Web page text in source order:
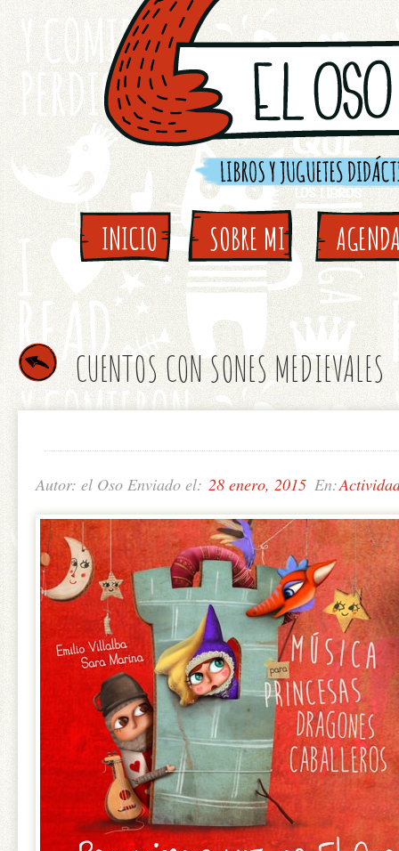
INICIO SOBRE MI
CUENTOS CON SONES MEDIEVALES
Autor: el Oso Enviado el: 28 enero, 2015 En: